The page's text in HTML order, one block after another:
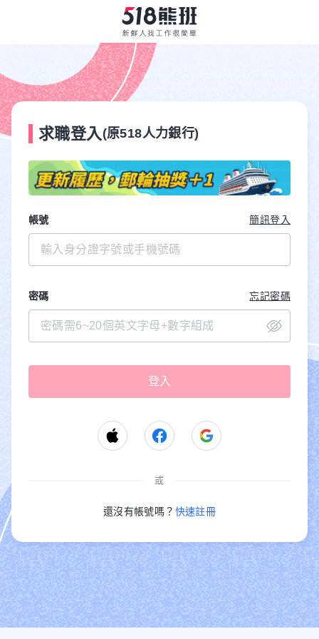
求職登入 (原518人力銀行)
帳號 簡訊登入
密碼 忘記密碼
或
還沒有帳號嗎？ 快速註冊